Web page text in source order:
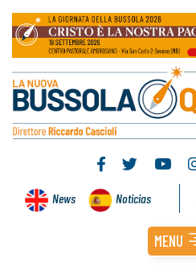
News Noticias
MENU